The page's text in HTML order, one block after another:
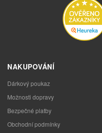
NAKUPOVÁNÍ
Dárkový poukaz
Možnosti dopravy
Bezpečné platby
Obchodní podmínky